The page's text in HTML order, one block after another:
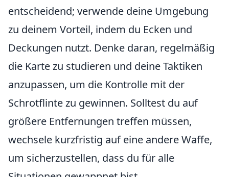
entscheidend; verwende deine Umgebung
zu deinem Vorteil, indem du Ecken und
Deckungen nutzt. Denke daran, regelmäßig
die Karte zu studieren und deine Taktiken
anzupassen, um die Kontrolle mit der
Schrotflinte zu gewinnen. Solltest du auf
größere Entfernungen treffen müssen,
wechsele kurzfristig auf eine andere Waffe,
um sicherzustellen, dass du für alle